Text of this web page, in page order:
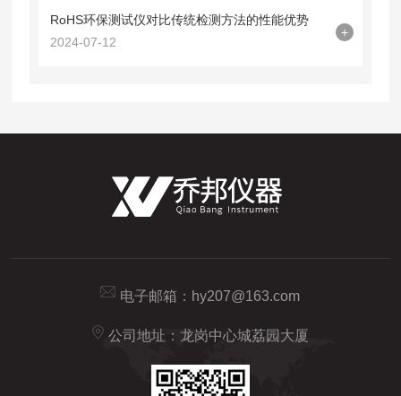
RoHS环保测试仪对比传统检测方法的性能优势
2024-07-12
+
电子邮箱： hy207@163.com
公司地址：龙岗中心城荔园大厦